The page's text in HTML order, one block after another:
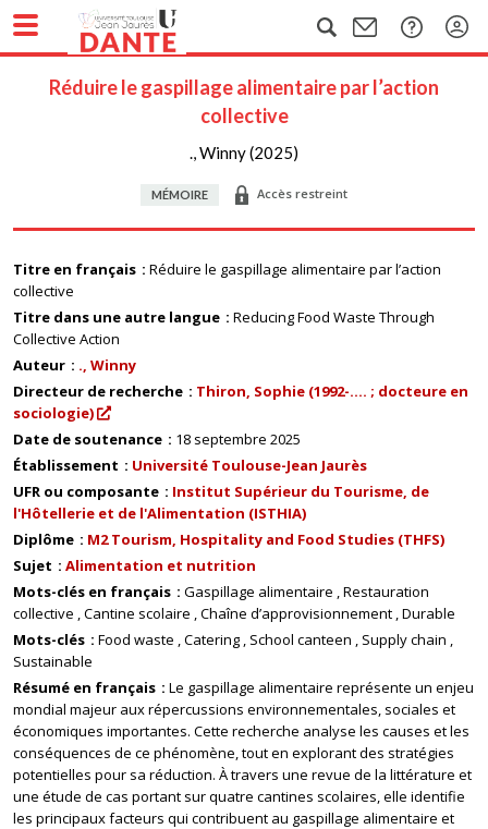
Réduire le gaspillage alimentaire par l’action
collective
., Winny (2025)
MÉMOIRE Accès restreint
Titre en français
Réduire le gaspillage alimentaire par l’action
collective
Titre dans une autre langue
Reducing Food Waste Through
Collective Action
Auteur
., Winny
Directeur de recherche
Thiron, Sophie (1992-.... ; docteure en
sociologie)
Date de soutenance
18 septembre 2025
Établissement
Université Toulouse-Jean Jaurès
UFR ou composante
Institut Supérieur du Tourisme, de
l'Hôtellerie et de l'Alimentation (ISTHIA)
Diplôme
M2 Tourism, Hospitality and Food Studies (THFS)
Sujet
Alimentation et nutrition
Mots-clés en français
Gaspillage alimentaire Restauration
collective Cantine scolaire Chaîne d’approvisionnement Durable
Mots-clés
Food waste Catering School canteen
Supply chain
Sustainable
Résumé en français
Le gaspillage alimentaire représente un enjeu
mondial majeur aux répercussions environnementales, sociales et
économiques importantes. Cette recherche analyse les causes et les
conséquences de ce phénomène, tout en explorant des stratégies
potentielles pour sa réduction. À travers une revue de la littérature et
une étude de cas portant sur quatre cantines scolaires, elle identifie
les principaux facteurs qui contribuent au gaspillage alimentaire et